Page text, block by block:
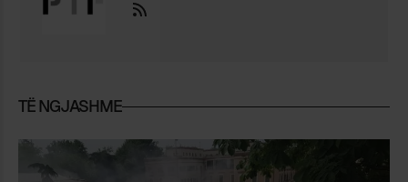
TË NGJASHME